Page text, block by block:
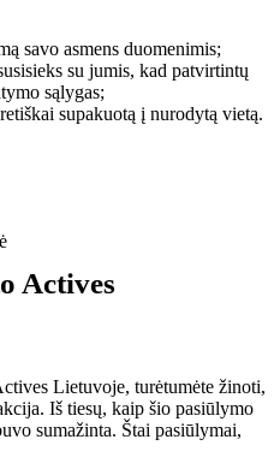
savo asmens duomenimis;
su jumis, kad patvirtintų
sąlygas;
supakuotą į nurodytą vietą.
Actives
Lietuvoje, turėtumėte žinoti,
Iš tiesų, kaip šio pasiūlymo
sumažinta. Štai pasiūlymai,